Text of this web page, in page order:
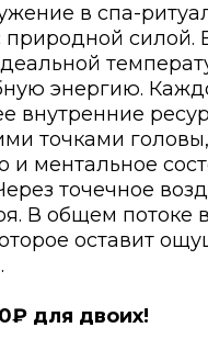
в спа-
природной силой.
энергию.
внутренние
точками
и ментальное
точечное
В общем потоке
оставит
для двоих!